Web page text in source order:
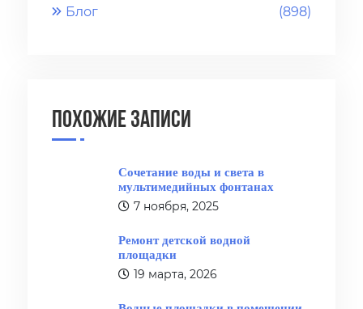
Блог (898)
Похожие записи
Сочетание воды и света в
мультимедийных фонтанах
7 ноября, 2025
Ремонт детской водной
площадки
19 марта, 2026